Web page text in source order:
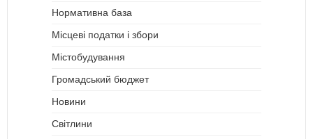
Нормативна база
Місцеві податки і збори
Містобудування
Громадський бюджет
Новини
Світлини